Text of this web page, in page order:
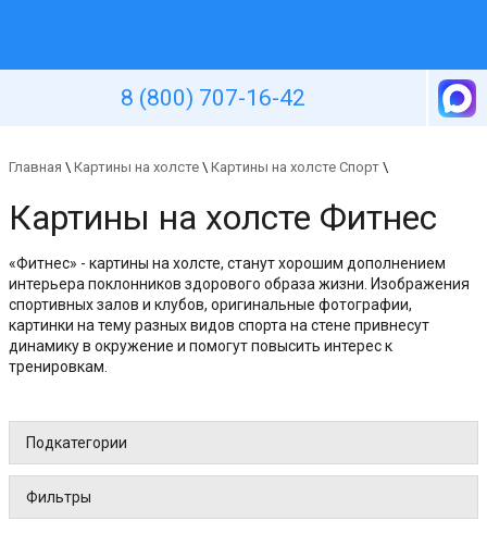
8 (800) 707-16-42
Главная \ Картины на холсте \ Картины на холсте Спорт \
Картины на холсте Фитнес
«Фитнес» - картины на холсте, станут хорошим дополнением
интерьера поклонников здорового образа жизни. Изображения
спортивных залов и клубов, оригинальные фотографии,
картинки на тему разных видов спорта на стене привнесут
динамику в окружение и помогут повысить интерес к
тренировкам.
Подкатегории
Фильтры